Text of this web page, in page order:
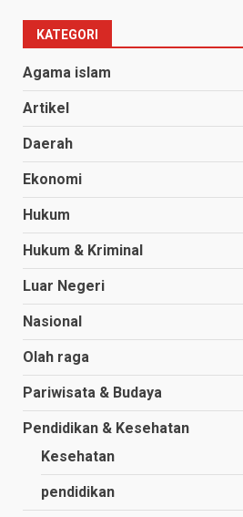
KATEGORI
Agama islam
Artikel
Daerah
Ekonomi
Hukum
Hukum & Kriminal
Luar Negeri
Nasional
Olah raga
Pariwisata & Budaya
Pendidikan & Kesehatan
Kesehatan
pendidikan